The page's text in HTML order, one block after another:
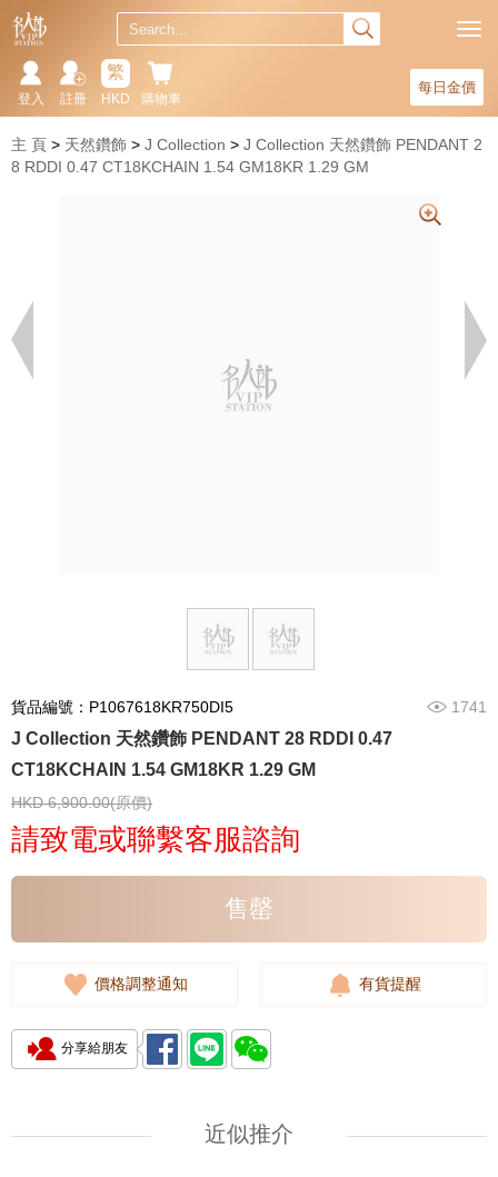
每日金價
購物車
繁
HKD
註冊
登入
主 頁 天然鑽飾 J Collection
J Collection 天然鑽飾 PENDANT 2
8 RDDI 0.47 CT18KCHAIN 1.54 GM18KR 1.29 GM
貨品編號：P1067618KR750DI5 1741
J Collection 天然鑽飾 PENDANT 28 RDDI 0.47
CT18KCHAIN 1.54 GM18KR 1.29 GM
HKD 6,900.00(原價)
請致電或聯繫客服諮詢
售罄
價格調整通知 有貨提醒
分享給朋友
近似推介